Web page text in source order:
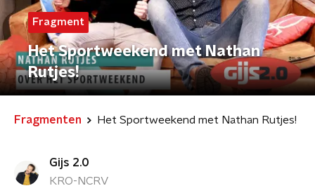
Fragment
Het Sportweekend met Nathan
Rutjes!
Fragmenten Het Sportweekend met Nathan Rutjes!
Gijs 2.0
KRO-NCRV